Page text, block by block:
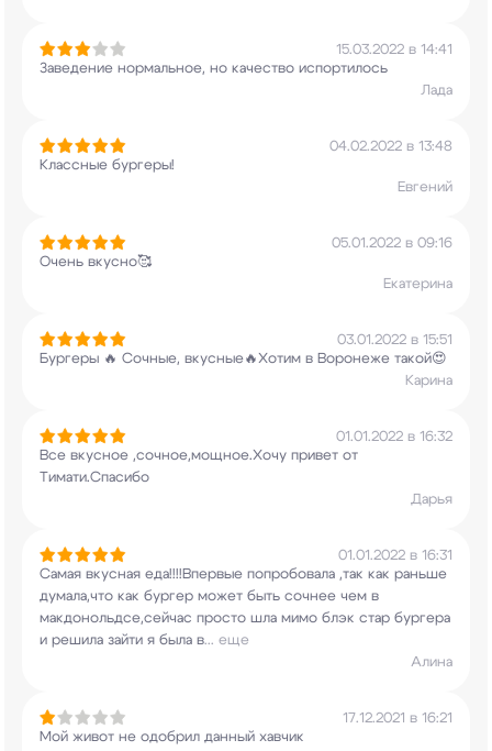
15.03.2022 в 14:41
Заведение нормальное, но качество испортилось
Лада
04.02.2022 в 13:48
Классные бургеры!
Евгений
05.01.2022 в 09:16
Очень вкусно🥰
Екатерина
03.01.2022 в 15:51
Бургеры 🔥 Сочные, вкусные🔥Хотим в Воронеже такой😍
Карина
01.01.2022 в 16:32
Все вкусное ,сочное,мощное.Хочу привет от
Тимати.Спасибо
Дарья
01.01.2022 в 16:31
Самая вкусная еда!!!!Впервые попробовала ,так как раньше
думала,что как бургер может быть сочнее чем в
макдонольдсе,сейчас просто шла мимо блэк стар бургера
и решила зайти я была в... еще
Алина
17.12.2021 в 16:21
Мой живот не одобрил данный хавчик